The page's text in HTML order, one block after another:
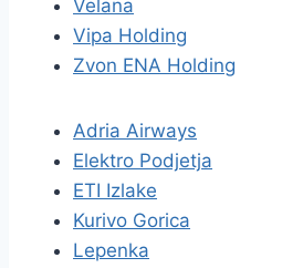
Velana
Vipa Holding
Zvon ENA Holding
Adria Airways
Elektro Podjetja
ETI Izlake
Kurivo Gorica
Lepenka